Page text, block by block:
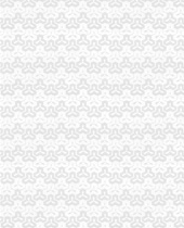
重庆市工商行政管理局发
巴南局重庆注销分公司干